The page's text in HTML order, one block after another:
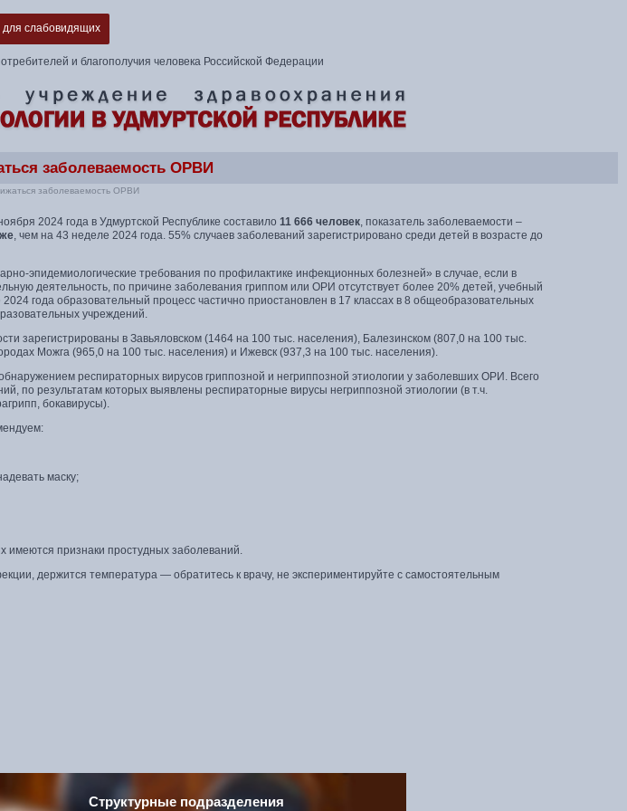
слабовидящих
и благополучия человека Российской Федерации
заболеваемость ОРВИ
заболеваемость ОРВИ
2024 года в Удмуртской Республике составило 11 666 человек, показатель заболеваемости –
, чем на 43 неделе 2024 года. 55% случаев заболеваний зарегистрировано среди детей в возрасте до
эпидемиологические требования по профилактике инфекционных болезней» в случае, если в
деятельность, по причине заболевания гриппом или ОРИ отсутствует более 20% детей, учебный
года образовательный процесс частично приостановлен в 17 классах в 8 общеобразовательных
учреждений.
зарегистрированы в Завьяловском (1464 на 100 тыс. населения), Балезинском (807,0 на 100 тыс.
Можга (965,0 на 100 тыс. населения) и Ижевск (937,3 на 100 тыс. населения).
респираторных вирусов гриппозной и негриппозной этиологии у заболевших ОРИ. Всего
по результатам которых выявлены респираторные вирусы негриппозной этиологии (в т.ч.
бокавирусы).
маску;
признаки простудных заболеваний.
держится температура — обратитесь к врачу, не экспериментируйте с самостоятельным
Структурные подразделения